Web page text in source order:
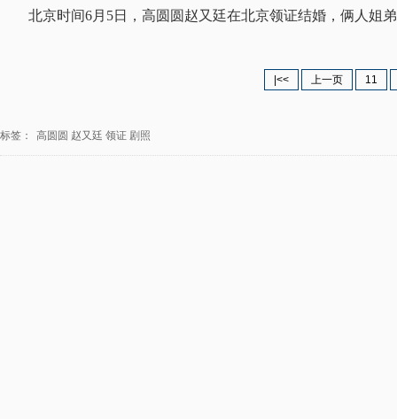
北京时间6月5日，高圆圆赵又廷在北京领证结婚，俩人姐
|<< 上一页 11
标签： 高圆圆 赵又廷 领证 剧照